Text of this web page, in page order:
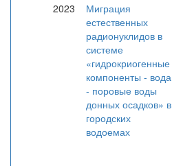
2023
Миграция
естественных
радионуклидов в
системе
«гидрокриогенные
компоненты - вода
- поровые воды
донных осадков» в
городских
водоемах